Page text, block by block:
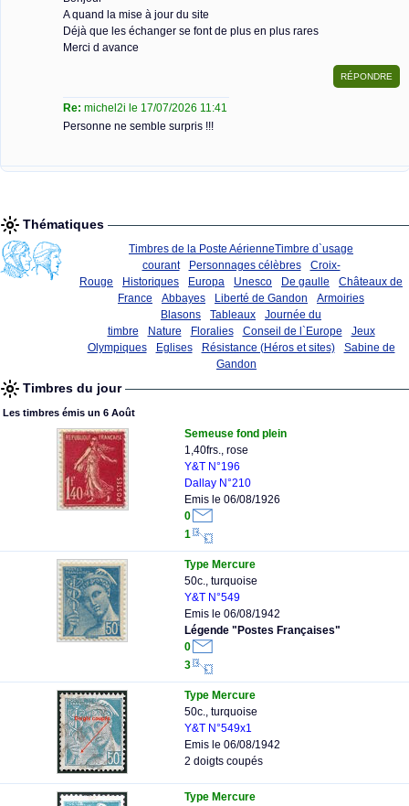
A quand la mise à jour du site
Déjà que les échanger se font de plus en plus rares
Merci d avance
Re: michel2i le 17/07/2026 11:41
Personne ne semble surpris !!!
Thématiques
Timbres de la Poste AérienneTimbre d`usage
courant
Personnages célèbres
Croix-
Rouge
Historiques Europa Unesco De gaulle
Châteaux de
France
Abbayes Liberté de Gandon
Armoiries
Blasons
Tableaux
Journée du
timbre
Nature Floralies Conseil de l`Europe
Jeux
Olympiques
Eglises Résistance (Héros et sites)
Sabine de
Gandon
Timbres du jour
Les timbres émis un 6 Août
Semeuse fond plein
1,40frs., rose
Y&T N°196
Dallay N°210
Emis le 06/08/1926
0
1
Type Mercure
50c., turquoise
Y&T N°549
Emis le 06/08/1942
Légende "Postes Françaises"
0
3
Type Mercure
50c., turquoise
Y&T N°549x1
Emis le 06/08/1942
2 doigts coupés
Type Mercure